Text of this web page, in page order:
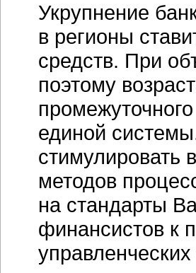
Укрупнение
в регионы
средств. При
поэтому
единой
стимулировать
методов
на стандарты
финансистов к